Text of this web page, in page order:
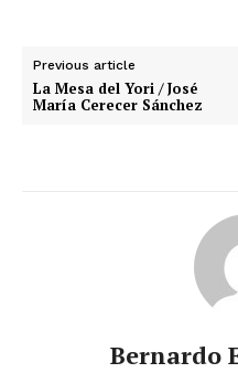
Previous article
La Mesa del Yori / José
María Cerecer Sánchez
Bernardo